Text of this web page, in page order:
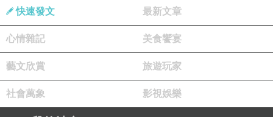
快速發文 最新文章
心情雜記 美食饗宴
藝文欣賞 旅遊玩家
社會萬象 影視娛樂